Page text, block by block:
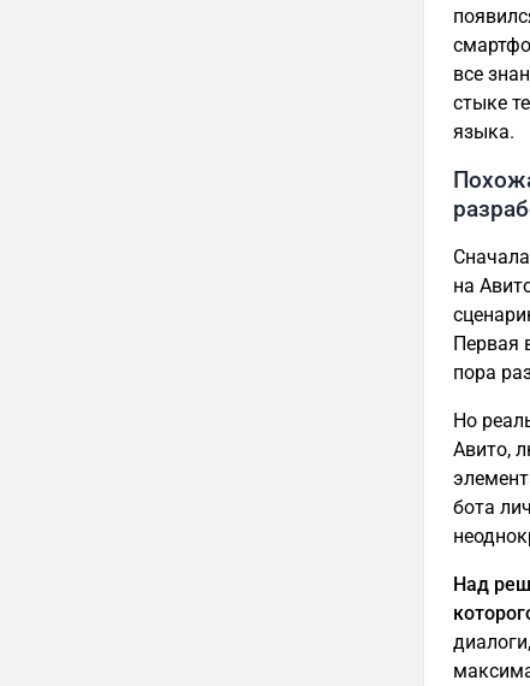
все
стыке
языка.
на
Первая
пора
Но
Авито,
бота
Над